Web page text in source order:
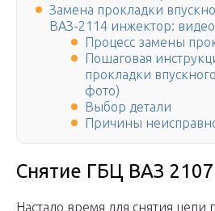
Замена прокладки
ВАЗ-2114 инжектор: видео
Процесс замены
Пошаговая
прокладки
фото)
Выбор детали
Причины
Снятие ГБЦ ВАЗ 2107
Настало время для снятия